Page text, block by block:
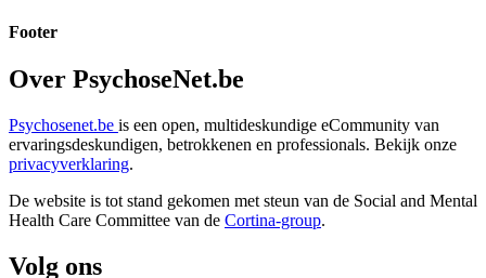
Footer
Over PsychoseNet.be
Psychosenet.be is een open, multideskundige eCommunity van
ervaringsdeskundigen, betrokkenen en professionals. Bekijk onze
privacyverklaring.
De website is tot stand gekomen met steun van de Social and Mental
Health Care Committee van de Cortina-group.
Volg ons